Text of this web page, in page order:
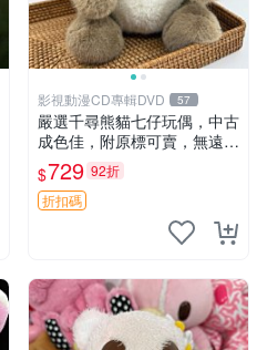
影視動漫CD專輯DVD 57
嚴選千尋熊貓七仔玩偶，中古
成色佳，附原標可賣，無遠方
一手送第二天即達 中古玩偶
熊貓七仔 千尋
$729 92折
折扣碼